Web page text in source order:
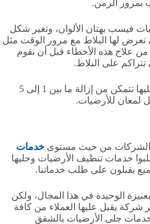
بمرور الزمن.
فيسب بهتان الألوان، وتغير شكل
تعرض لها البلاط مع مرور الوقت مثل
علاج هذه الأخطاء قبل أن نقوم
تتراكم على البلاط.
حيث إن الماكينات التي نعتمد عليها تتمكن من إزالة ما بين 1 إلى 5
للأرضيات.
الشركات من حيث مستوى خدمات
خدمات تنظيف الأرضيات وجليها
يقبلون على طلب خدماتنا.
الوحيدة في هذا المجال، ولكن
شركة يقبل عليها العملاء من كافة
خدمات جلى الأرضيات بالشقق